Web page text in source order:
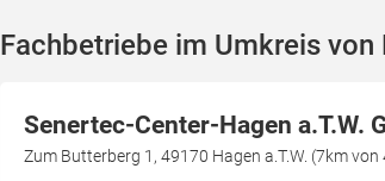
Fachbetriebe im Umkreis von
Senertec-Center-Hagen a.T.W.
Zum Butterberg 1, 49170 Hagen a.T.W. (7km von